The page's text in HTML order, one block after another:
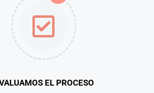
EL PROCESO